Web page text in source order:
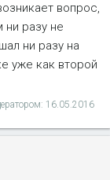
вопрос,
ни разу не
ни разу на
уже как второй
16.05.2016